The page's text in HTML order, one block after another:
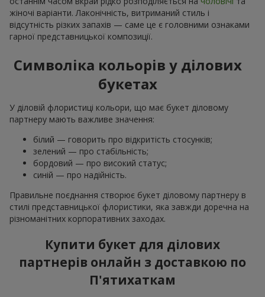
жіночі варіанти. Лаконічність, витриманий стиль і
відсутність різких запахів — саме це є головними ознаками
гарної представницької композиції.
Символіка кольорів у ділових
букетах
У діловій флористиці кольори, що має букет діловому
партнеру мають важливе значення:
білий — говорить про відкритість стосунків;
зелений — про стабільність;
бордовий — про високий статус;
синій — про надійність.
Правильне поєднання створює букет діловому партнеру в
стилі представницької флористики, яка завжди доречна на
різноманітних корпоративних заходах.
Купити букет для ділових
партнерів онлайн з доставкою по
П'ятихаткам